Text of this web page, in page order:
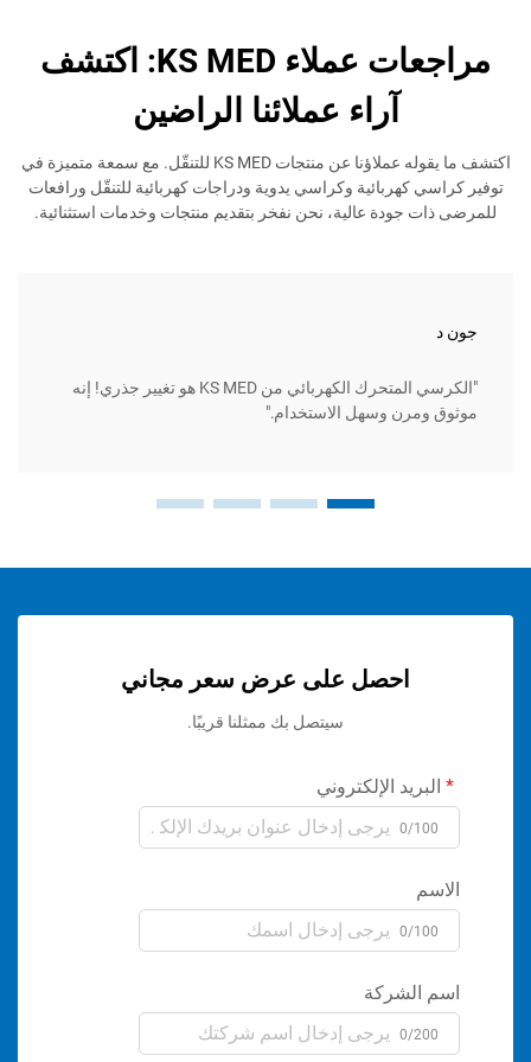
مراجعات عملاء KS MED: اكتشف
آراء عملائنا الراضين
اكتشف ما يقوله عملاؤنا عن منتجات KS MED للتنقّل. مع سمعة متميزة في
كهربائية وكراسي يدوية ودراجات كهربائية للتنقّل ورافعات
جودة عالية، نحن نفخر بتقديم منتجات وخدمات استثنائية.
"الكرسي المتحرك الكهربائي من KS MED هو تغيير جذري! إنه
وسهل الاستخدام."
احصل على عرض سعر مجاني
سيتصل بك ممثلنا قريبًا.
الإلكتروني